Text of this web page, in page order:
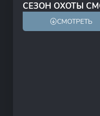
СЕЗОН ОХОТЫ
СМОТРЕТЬ